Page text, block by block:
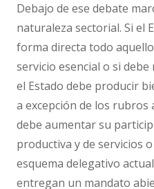
Debajo de ese debate
naturaleza sectorial. Si el
forma directa todo
servicio esencial o si
el Estado debe producir
a excepción de los rubros
debe aumentar su
productiva y de servicios
esquema delegativo
entregan un mandato